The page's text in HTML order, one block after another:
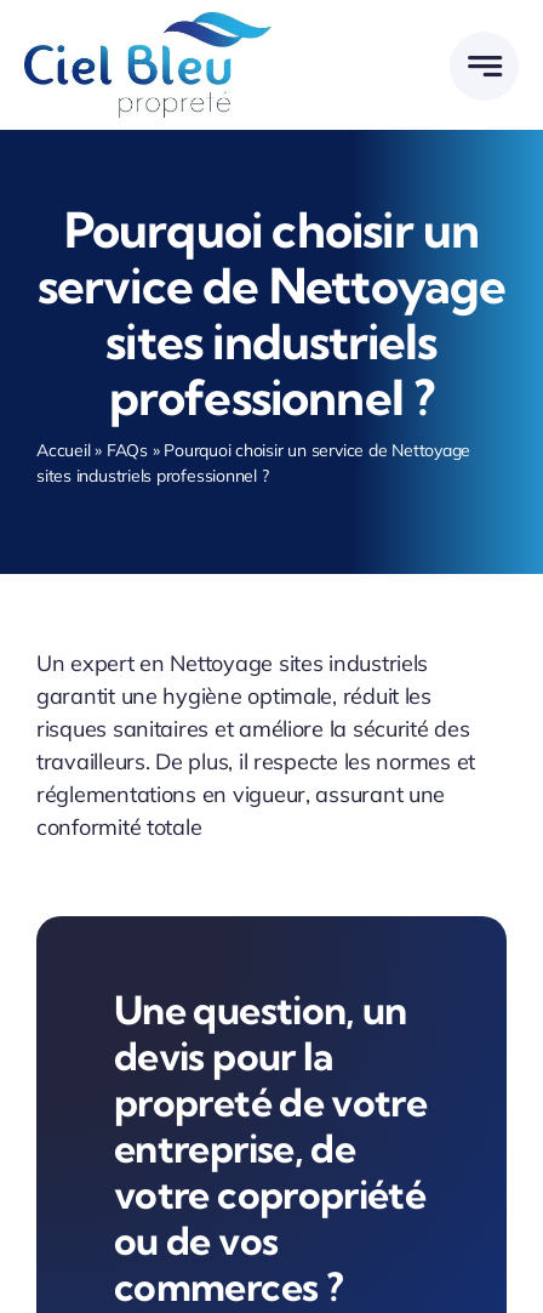
contenu
Pourquoi choisir un
service de Nettoyage
sites industriels
professionnel ?
Accueil» FAQs» Pourquoi choisir un service de Nettoyage
sites industriels professionnel ?
Un expert en Nettoyage sites industriels
garantit une hygiène optimale, réduit les
risques sanitaires et améliore la sécurité des
travailleurs. De plus, il respecte les normes et
réglementations en vigueur, assurant une
conformité totale
Une question, un
devis pour la
propreté de votre
entreprise, de
votre copropriété
ou de vos
commerces ?